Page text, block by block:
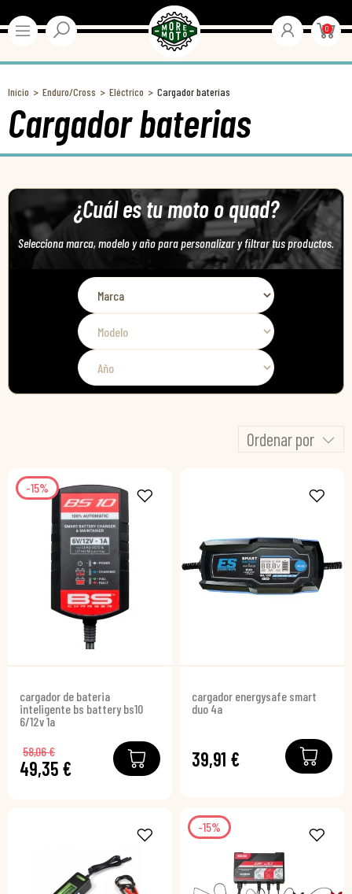
0
Inicio Enduro/Cross Eléctrico Cargador baterias
Cargador baterias
¿Cuál es tu moto o quad?
Selecciona marca, modelo y año para personalizar y filtrar tus productos.
Ordenar por
-15%
cargador de bateria
inteligente bs battery bs10
6/12v 1a
49,35 €
58,06 €
cargador energysafe smart
duo 4a
39,91 €
-15%